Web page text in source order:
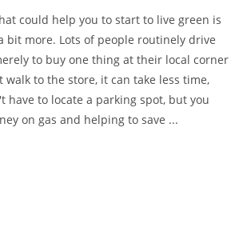
could help you to start to live green is
bit more. Lots of people routinely drive
to buy one thing at their local corner
walk to the store, it can take less time,
have to locate a parking spot, but you
on gas and helping to save ...